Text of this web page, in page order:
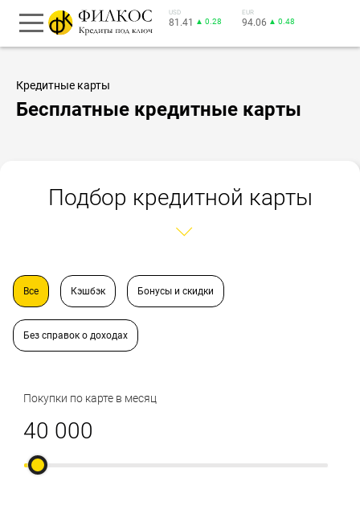
USD
81.41 ▲ 0.28
EUR
94.06 ▲ 0.48
Кредитные карты
Бесплатные кредитные карты
Подбор кредитной карты
Все Кэшбэк Бонусы и скидки
Без справок о доходах
Покупки по карте в месяц